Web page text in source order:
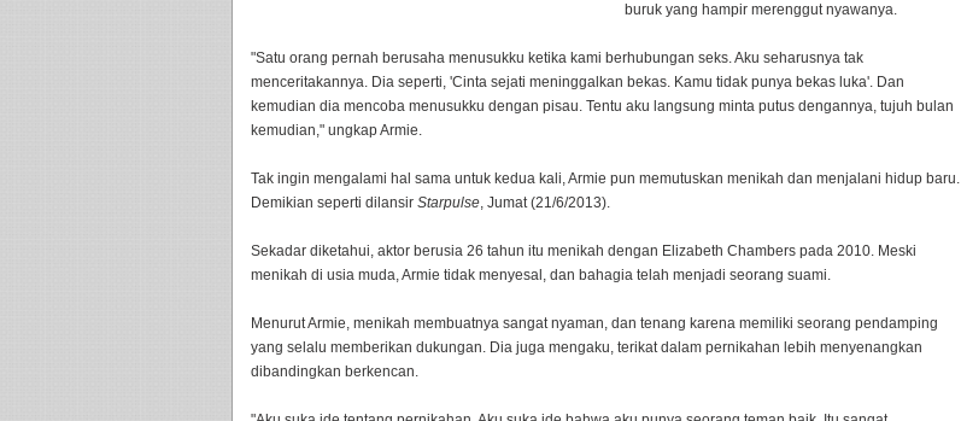
buruk yang hampir merenggut nyawanya.
"Satu orang pernah berusaha menusukku ketika kami berhubungan seks. Aku seharusnya tak
menceritakannya. Dia seperti, 'Cinta sejati meninggalkan bekas. Kamu tidak punya bekas luka'. Dan
kemudian dia mencoba menusukku dengan pisau. Tentu aku langsung minta putus dengannya, tujuh bulan
kemudian," ungkap Armie.
Tak ingin mengalami hal sama untuk kedua kali, Armie pun memutuskan menikah dan menjalani hidup baru.
Demikian seperti dilansir Starpulse, Jumat (21/6/2013).
Sekadar diketahui, aktor berusia 26 tahun itu menikah dengan Elizabeth Chambers pada 2010. Meski
menikah di usia muda, Armie tidak menyesal, dan bahagia telah menjadi seorang suami.
Menurut Armie, menikah membuatnya sangat nyaman, dan tenang karena memiliki seorang pendamping
yang selalu memberikan dukungan. Dia juga mengaku, terikat dalam pernikahan lebih menyenangkan
dibandingkan berkencan.